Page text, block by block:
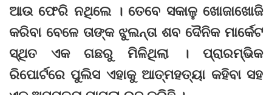
ଆଉ ଫେରି ନଥିଲେ । ତେବେ ସକାଳୁ ଖୋଜାଖୋଜି
କରିବା ବେଳେ ତାଙ୍କ ଝୁଲନ୍ତା ଶବ ଦୈନିକ ମାର୍କେଟ
ସ୍ଥିତ ଏକ ଗଛରୁ ମିଳିଥିଲା । ପ୍ରାରମ୍ଭିକ
ରିପୋର୍ଟରେ ପୁଲିସ ଏହାକୁ ଆତ୍ମହତ୍ୟା କହିବା ସହ